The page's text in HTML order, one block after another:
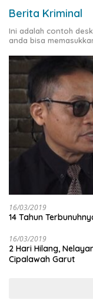
Berita Kriminal
Ini adalah contoh
anda bisa
16/03/2019
14 Tahun
16/03/2019
2 Hari Hilang,
Cipalawah Garut